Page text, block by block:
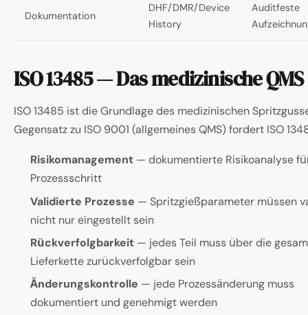
Dokumentation
DHF/DMR/Device
History
Auditfeste
ISO 13485 — Das medizinische QMS
ISO 13485 ist die Grundlage des medizinischen
Gegensatz zu ISO 9001 (allgemeines QMS) fordert ISO
Risikomanagement — dokumentierte Risikoanalyse
Prozessschritt
Validierte Prozesse — Spritzgießparameter müssen
nicht nur eingestellt sein
Rückverfolgbarkeit — jedes Teil muss über die
Lieferkette zurückverfolgbar sein
Änderungskontrolle — jede Prozessänderung muss
dokumentiert und genehmigt werden